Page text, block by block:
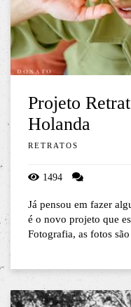
Projeto
Holanda
RETRATOS
1494
Já pensou em fazer
é o novo projeto que
Fotografia, as fotos